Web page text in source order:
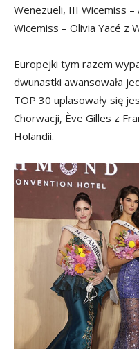
Wenezueli, III Wicemiss –
Wicemiss – Olivia Yacé z
Europejki tym razem
dwunastki awansowała
TOP 30 uplasowały się
Chorwacji, Ève Gilles z
Holandii.